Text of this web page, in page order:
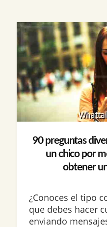
90 preguntas
un chico por
obtener
¿Conoces el tipo
que debes hacer
enviando